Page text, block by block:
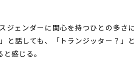
ジェンダーに関心を持つひとの多さ
と話しても、「トランジッター？」
感じる。